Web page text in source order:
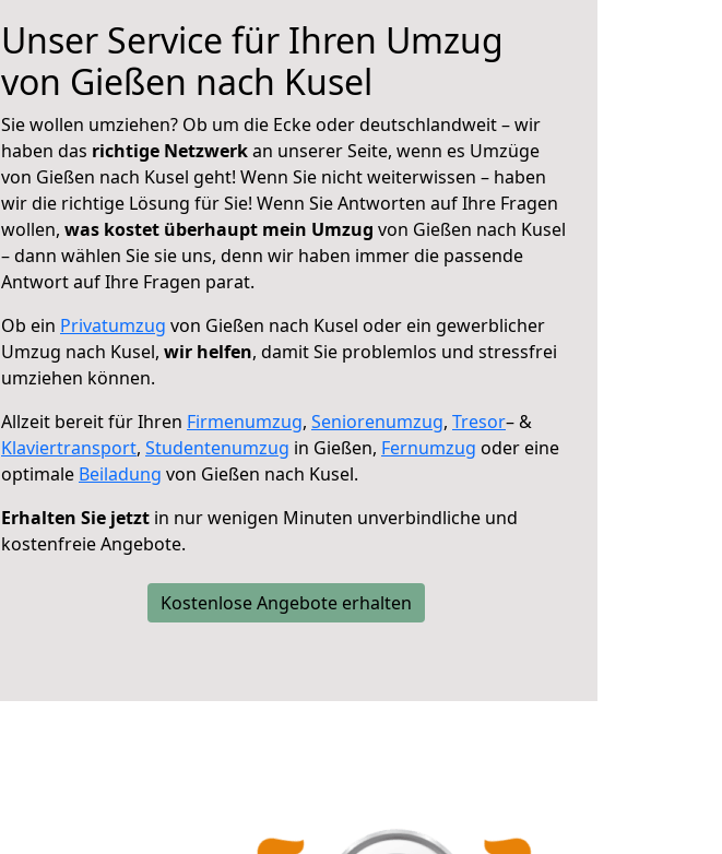
Unser Service für Ihren Umzug
von Gießen nach Kusel
Sie wollen umziehen? Ob um die Ecke oder deutschlandweit – wir
haben das richtige Netzwerkan unserer Seite, wenn es Umzüge
von Gießen nach Kusel geht! Wenn Sie nicht weiterwissen – haben
wir die richtige Lösung für Sie! Wenn Sie Antworten auf Ihre Fragen
wollen, was kostet überhaupt mein Umzug von Gießen nach Kusel
– dann wählen Sie sie uns, denn wir haben immer die passende
Antwort auf Ihre Fragen parat.
Ob ein Privatumzug von Gießen nach Kusel oder ein gewerblicher
Umzug nach Kusel, wir helfen, damit Sie problemlos und stressfrei
umziehen können.
Allzeit bereit für Ihren Firmenumzug, Seniorenumzug, Tresor– &
Klaviertransport, Studentenumzug in Gießen, Fernumzug oder eine
optimale Beiladung von Gießen nach Kusel.
Erhalten Sie jetzt in nur wenigen Minuten unverbindliche und
kostenfreie Angebote.
Kostenlose Angebote erhalten